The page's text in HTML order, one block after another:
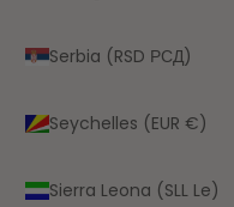
Serbia (RSD РСД)
Seychelles (EUR €)
Sierra Leona (SLL Le)